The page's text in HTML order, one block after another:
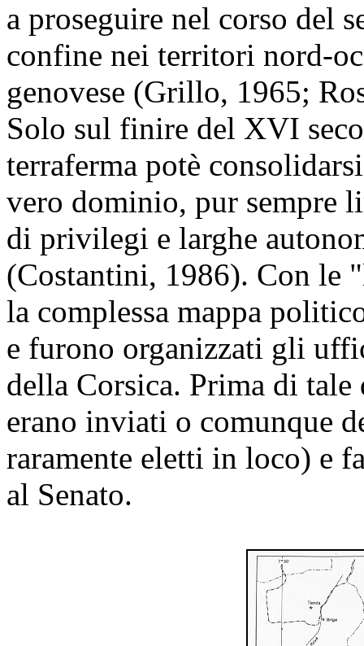
a proseguire nel corso del
confine nei territori nord-
genovese (Grillo, 1965;
Solo sul finire del XVI
terraferma potè
vero dominio, pur sempre
di privilegi e larghe
(Costantini, 1986). Con le
la complessa mappa
e furono organizzati gli
della Corsica. Prima di
erano inviati o comunque
raramente eletti in loco) e
al Senato.